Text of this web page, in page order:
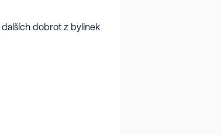
dobrot z bylinek